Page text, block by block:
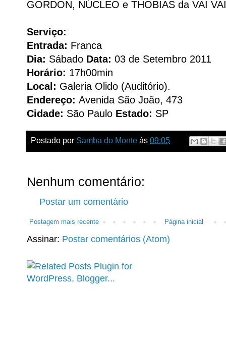
GORDON, NÚCLEO e THOBIAS da VAI
Serviço:
Entrada: Franca
Dia: Sábado Data: 03 de Setembro 2011
Horário: 17h00min
Local: Galeria Olido (Auditório).
Endereço: Avenida São João, 473
Cidade: São Paulo Estado: SP
Postado por Samba do Monte às 09:05
Nenhum comentário:
Postar um comentário
Postagem mais recente Página inicial
Assinar: Postar comentários (Atom)